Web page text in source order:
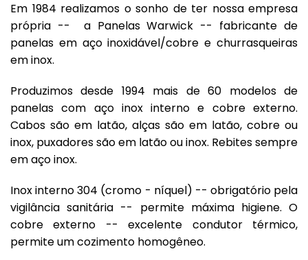
Em 1984 realizamos o sonho de ter nossa empresa
própria -- a Panelas Warwick -- fabricante de
panelas em aço inoxidável/cobre e churrasqueiras
em inox.
Produzimos desde 1994 mais de 60 modelos de
panelas com aço inox interno e cobre externo.
Cabos são em latão, alças são em latão, cobre ou
inox, puxadores são em latão ou inox. Rebites sempre
em aço inox.
Inox interno 304 (cromo - níquel) -- obrigatório pela
vigilância sanitária -- permite máxima higiene. O
cobre externo -- excelente condutor térmico,
permite um cozimento homogêneo.